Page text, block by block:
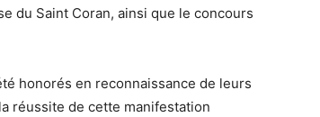
du Saint Coran, ainsi que le concours
honorés en reconnaissance de leurs
réussite de cette manifestation